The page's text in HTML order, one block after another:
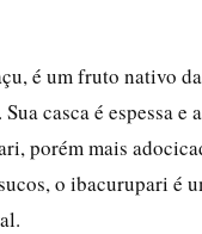
é um fruto nativo
casca é espessa e
porém mais
o ibacurupari é